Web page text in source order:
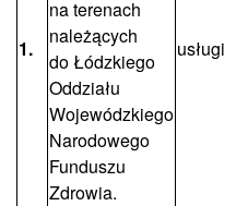
1.
na terenach
należących
do Łódzkiego
Oddziału
Wojewódzkiego
Narodowego
Funduszu
Zdrowia.
usługi